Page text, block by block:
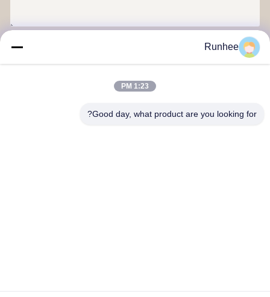
Runhee
1:23 PM
Good day, what product are you looking for?